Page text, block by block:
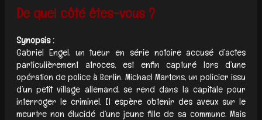
De quel côté êtes-vous ?
Synopsis :
Gabriel Engel, un tueur en série notoire accusé d’actes
particulièrement atroces, est enfin capturé lors d’une
opération de police à Berlin. Michael Martens, un policier issu
d’un petit village allemand, se rend dans la capitale pour
interroger le criminel. Il espère obtenir des aveux sur le
meurtre non élucidé d’une jeune fille de sa commune. Mais